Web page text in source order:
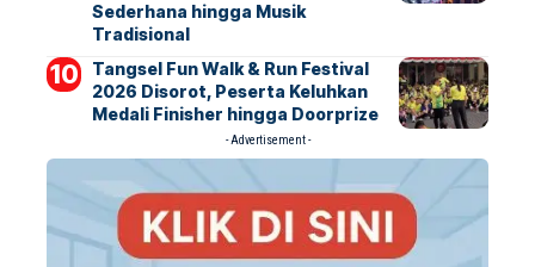
Sederhana hingga Musik
Tradisional
Tangsel Fun Walk & Run Festival
2026 Disorot, Peserta Keluhkan
Medali Finisher hingga Doorprize
- Advertisement -